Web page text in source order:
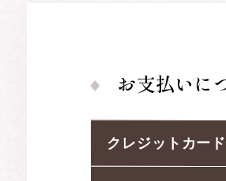
お支払いに
クレジット カー